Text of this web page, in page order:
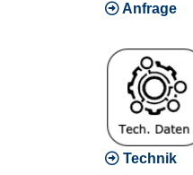
Anfrage
Technik